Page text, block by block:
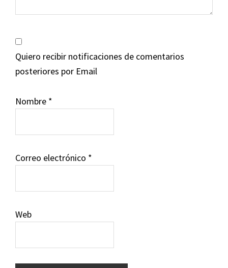
Quiero recibir notificaciones de comentarios
posteriores por Email
Nombre *
Correo electrónico *
Web